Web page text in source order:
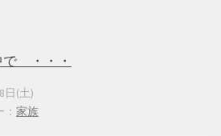
で ・・・
日(土)
家族